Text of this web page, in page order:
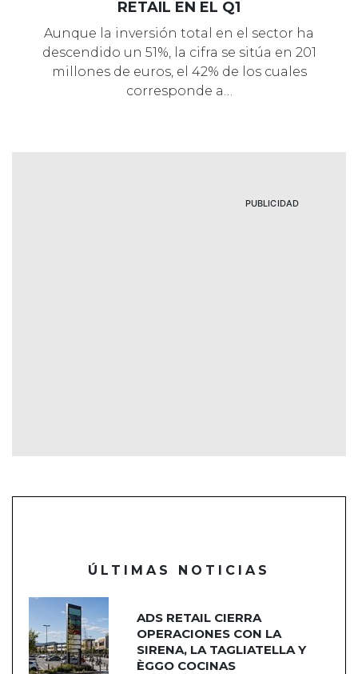
RETAIL EN EL Q1
Aunque la inversión total en el sector ha
descendido un 51%, la cifra se sitúa en 201
millones de euros, el 42% de los cuales
corresponde a…
PUBLICIDAD
ÚLTIMAS NOTICIAS
ADS RETAIL CIERRA
OPERACIONES CON LA
SIRENA, LA TAGLIATELLA Y
ÈGGO COCINAS